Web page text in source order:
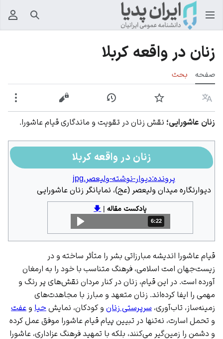
جستجو
زنان در واقعه کربلا
صفحه بحث
زبان پیگیری نمایش تاریخچهنمایش مبدأ
زنان عاشورایی؛ نقش زنان در تقویت و ماندگاری قیام عاشورا.
زنان در واقعه کربلا
پرونده:دیوار-نوشته-ولیعصر.jpg
دیوارنگاره میدان ولیعصر (عج)، نمایانگر زنان عاشورایی
پادکست مقاله|
🡇
مدت: 6 دقیقه و 22 ثانیه
6:22
قیام عاشورا اندیشه مبارزاتی بشر را متأثر ساخته و در
زیست‌جهان امت ‌اسلامی، فرهنگ متناسب با خود را به ارمغان
آورده است. در این قیام، زنان در کنار مردان نقش‌های پر رنگ و
مهمی را ایفا کرده‌اند. زنان متعهد و مبارز با مجاهدت‌های
زمینه‌ساز، تاب‌آوری، سرپرستی زنان و کودکان، نمایش حیا و عفت
و تحمل اسارت، نه‌تنها در تبیین پیام قیام عاشورا موفق عمل‌ کرده
و دشمن را زمین‌گیر می‌کنند، بلکه با تمهید فرهنگ عزاداری، عاشورا